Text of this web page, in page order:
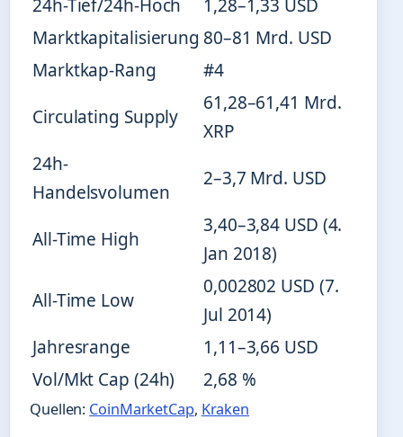
24h-Tief/24h-Hoch
1,28–1,33 USD
Marktkapitalisierung 80–81 Mrd. USD
Marktkap-Rang
#4
Circulating Supply
61,28–61,41 Mrd.
XRP
24h-
Handelsvolumen
2–3,7 Mrd. USD
All-Time High
3,40–3,84 USD (4.
Jan 2018)
All-Time Low
0,002802 USD (7.
Jul 2014)
Jahresrange
1,11–3,66 USD
Vol/Mkt Cap (24h)
2,68 %
Quellen: CoinMarketCap, Kraken